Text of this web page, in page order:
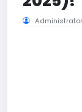
Administrator